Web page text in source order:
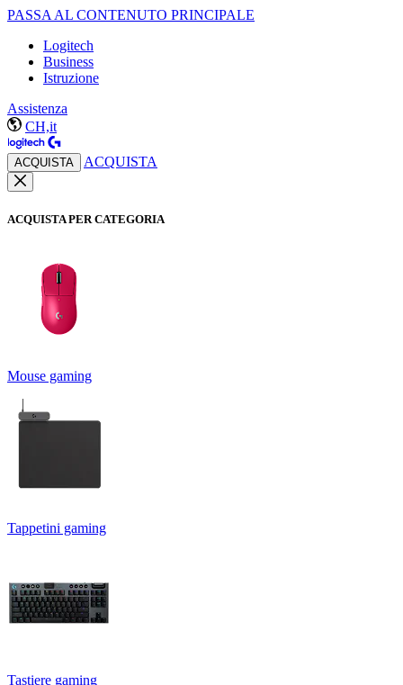
PASSA AL CONTENUTO PRINCIPALE
Logitech
Business
Istruzione
Assistenza
CH,it
ACQUISTA ACQUISTA
ACQUISTA PER CATEGORIA
Mouse gaming
Tappetini gaming
Tastiere gaming